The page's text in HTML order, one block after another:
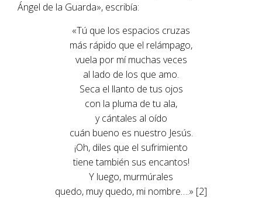
Ángel de la Guarda», escribía:
«Tú que los espacios cruzas
más rápido que el relámpago,
vuela por mí muchas veces
al lado de los que amo.
Seca el llanto de tus ojos
con la pluma de tu ala,
y cántales al oído
cuán bueno es nuestro Jesús.
¡Oh, diles que el sufrimiento
tiene también sus encantos!
Y luego, murmúrales
quedo, muy quedo, mi nombre….» [2]